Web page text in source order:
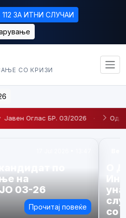
112 ЗА ИТНИ СЛУЧАИ
СО КРИЗИ
БР. 03/2026 · Одлука за
02/2026 за
административен
за управување